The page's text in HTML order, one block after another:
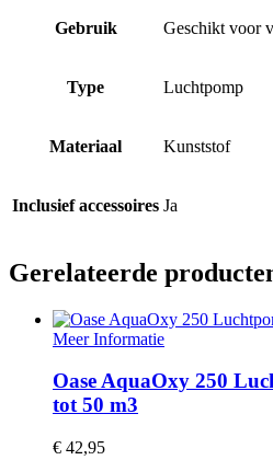
Gebruik Geschikt voor
Type Luchtpomp
Materiaal Kunststof
Inclusief accessoires Ja
Gerelateerde
Meer Informatie
Oase AquaOxy 250
tot 50 m3
€ 42,95